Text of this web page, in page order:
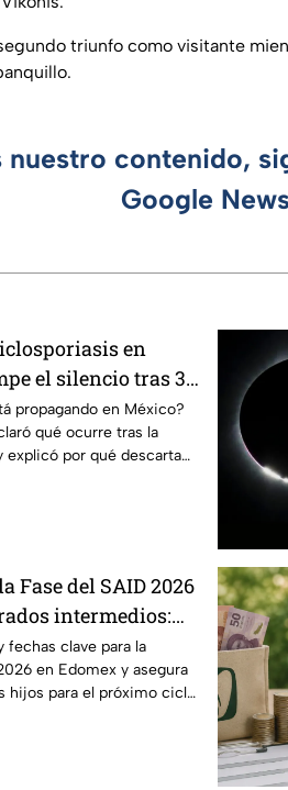
triunfo como visitante
nuestro contenido,
Google
en
el silencio tras 33
propagando en México?
qué ocurre tras la
por qué descarta
Fase del SAID 2026
intermedios:
para cambios
clave para la
en Edomex y asegura
hijos para el próximo ciclo